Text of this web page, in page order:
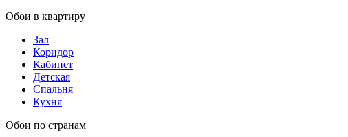
Обои в квартиру
Зал
Коридор
Кабинет
Детская
Спальня
Кухня
Обои по странам